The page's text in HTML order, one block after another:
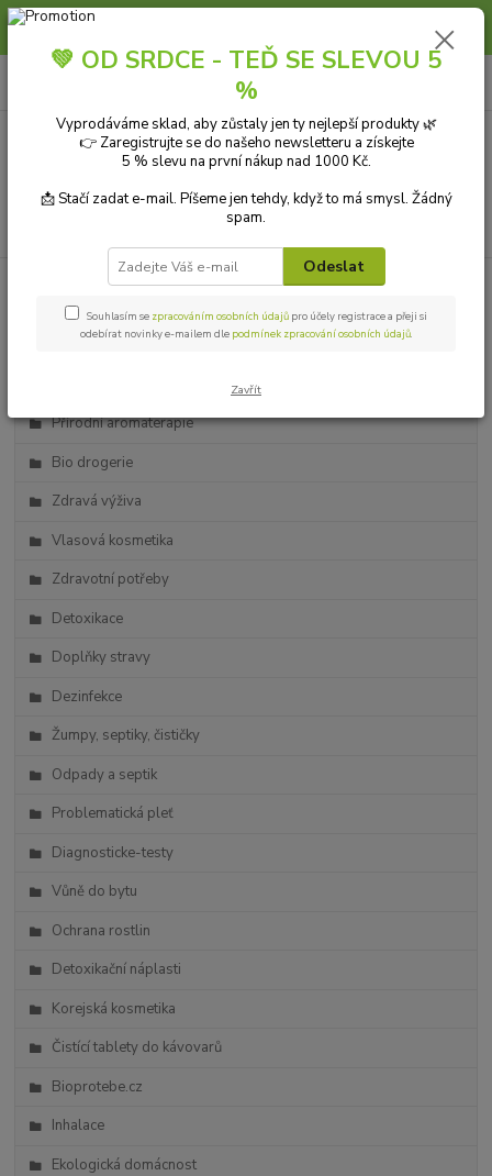
Slunce, koupání a horko dávají vlasům zabrat. Dopřejte jim šetrnou péči s
CZK
Kategorie blogu
Přírodní kosmetika
Ekologické čistící prostředky
Přírodní aromaterapie
Bio drogerie
Zdravá výživa
Vlasová kosmetika
Zdravotní potřeby
Detoxikace
Doplňky stravy
Dezinfekce
Žumpy, septiky, čističky
Odpady a septik
Problematická pleť
Diagnosticke-testy
Vůně do bytu
Ochrana rostlin
Detoxikační náplasti
Korejská kosmetika
Čistící tablety do kávovarů
Bioprotebe.cz
Inhalace
Ekologická domácnost
💚 OD SRDCE - TEĎ SE SLEVOU 5
%
Vyprodáváme sklad, aby zůstaly jen ty nejlepší produkty 🌿
👉 Zaregistrujte se do našeho newsletteru a získejte
5 % slevu na první nákup nad 1000 Kč.
📩 Stačí zadat e-mail. Píšeme jen tehdy, když to má smysl. Žádný
spam.
Odeslat
Souhlasím se zpracováním osobních údajů pro účely registrace a přeji si
odebírat novinky e-mailem dle podmínek zpracování osobních údajů.
Zavřít